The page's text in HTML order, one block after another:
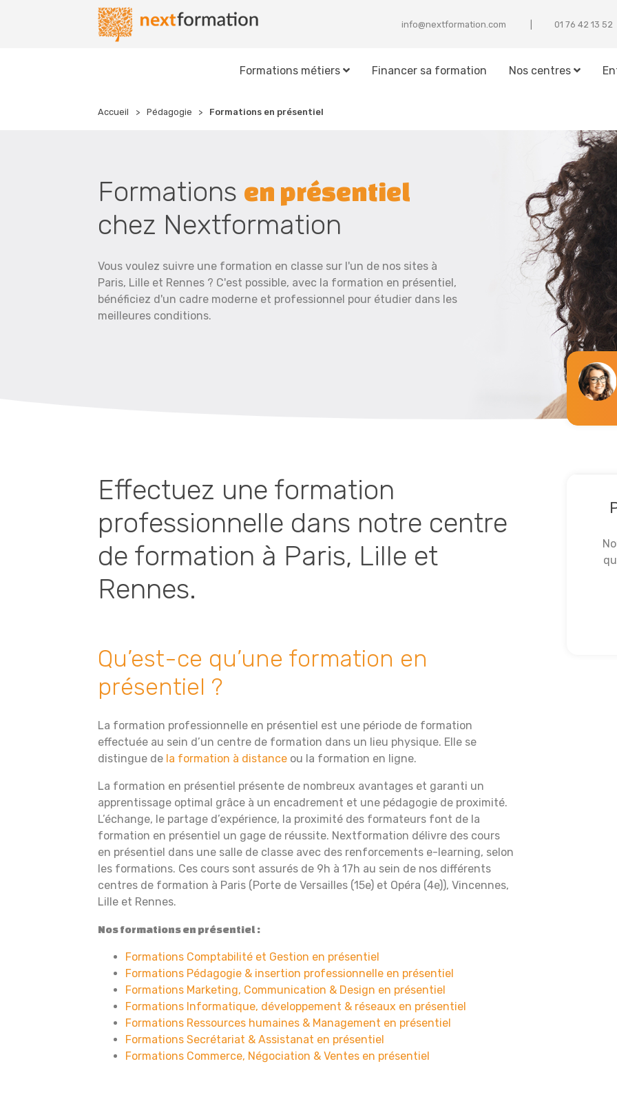
Formations métiers Financer sa formation Nos centres
Nextformation
info@nextformation.com
25 31 24 67 10
Accueil Pédagogie Formations en présentiel
Formations en présentiel
chez Nextformation
Vous voulez suivre une formation en classe sur l'un de nos sites à
Paris, Lille et Rennes ? C'est possible, avec la formation en présentiel,
bénéficiez d'un cadre moderne et professionnel pour étudier dans les
meilleures conditions.
Effectuez une formation
professionnelle dans notre centre
de formation à Paris, Lille et
Rennes.
Qu’est-ce qu’une formation en
présentiel ?
La formation professionnelle en présentiel est une période de formation
effectuée au sein d’un centre de formation dans un lieu physique. Elle se
distingue de la formation à distance ou la formation en ligne.
La formation en présentiel présente de nombreux avantages et garanti un
apprentissage optimal grâce à un encadrement et une pédagogie de proximité.
L’échange, le partage d’expérience, la proximité des formateurs font de la
formation en présentiel un gage de réussite. Nextformation délivre des cours
en présentiel dans une salle de classe avec des renforcements e-learning, selon
les formations. Ces cours sont assurés de 9h à 17h au sein de nos différents
centres de formation à Paris (Porte de Versailles (15e) et Opéra (4e)), Vincennes,
Lille et Rennes.
Nos formations en présentiel :
Formations Comptabilité et Gestion en présentiel
Formations Pédagogie & insertion professionnelle en présentiel
Formations Marketing, Communication & Design en présentiel
Formations Informatique, développement & réseaux en présentiel
Formations Ressources humaines & Management en présentiel
Formations Secrétariat & Assistanat en présentiel
Formations Commerce, Négociation & Ventes en présentiel
Gestion des consentements